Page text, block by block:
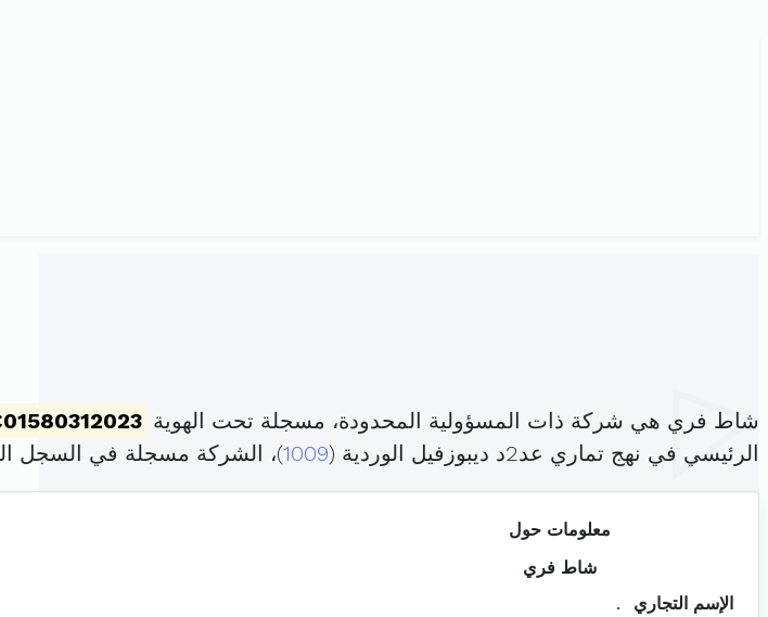
شاط فري هي شركة ذات المسؤولية المحدودة، مسجلة تحت الهوية
الرئيسي في نهج تماري عد2د ديبوزفيل الوردية (
1009)، الشركة مسجلة في السجل
معلومات حول
شاط فري
الإسم التجاري
.